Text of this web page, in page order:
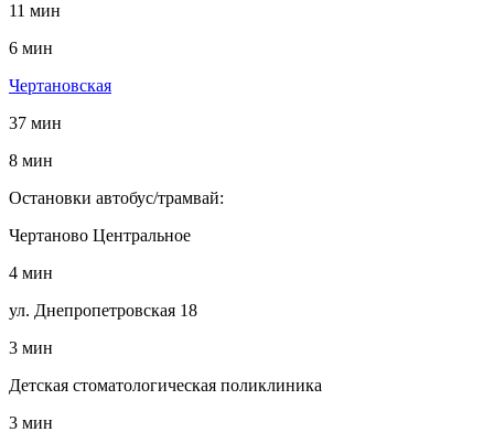
11 мин
6 мин
Чертановская
37 мин
8 мин
Остановки автобус/трамвай:
Чертаново Центральное
4 мин
ул. Днепропетровская 18
3 мин
Детская стоматологическая поликлиника
3 мин